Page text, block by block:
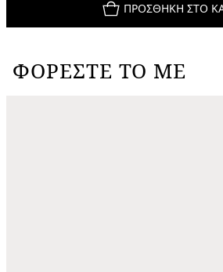
ΠΡΟΣΘΉΚΗ ΣΤΟ
ΦΟΡΈΣΤΕ ΤΟ ΜΕ